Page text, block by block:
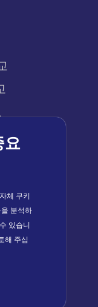
요
체 쿠키
분석하
있습니
해 주십